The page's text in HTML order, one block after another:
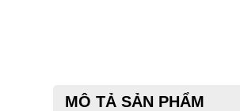
MÔ TẢ SẢN PHẨM